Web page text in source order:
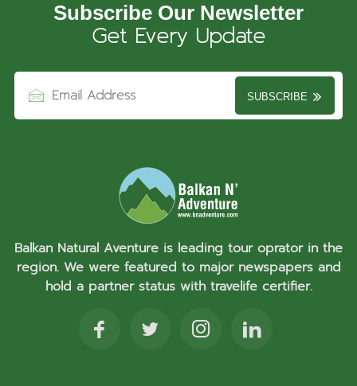
Subscribe Our Newsletter
Get Every Update
SUBSCRIBE
Balkan Natural Aventure is leading tour oprator in the
region. We were featured to major newspapers and
hold a partner status with travelife certifier.